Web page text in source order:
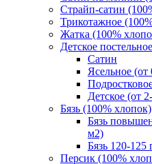
Страйп-сатин
Трикотажное
Жатка (100%
Детское
Сатин
Ясельное (от
Детское (от
Бязь (100% хлопок)
Бязь
м2)
Бязь 120-125
Персик (100%